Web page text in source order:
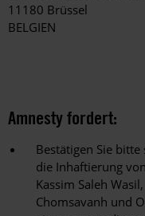
11180 Brüssel
BELGIEN
Amnesty fordert:
Bestätigen Sie
die Inhaftierung
Kassim Saleh
Chomsavanh und